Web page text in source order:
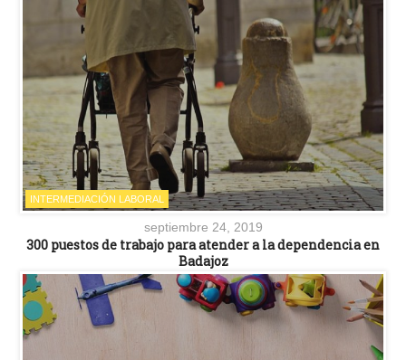
INTERMEDIACIÓN LABORAL
septiembre 24, 2019
300 puestos de trabajo para atender a la dependencia en
Badajoz